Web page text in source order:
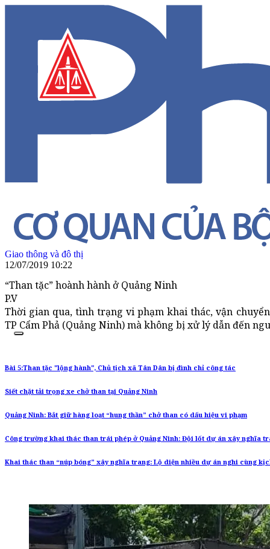
Giao thông và đô thị
12/07/2019 10:22
“Than tặc” hoành hành ở Quảng Ninh
P.V
Thời gian qua, tình trạng vi phạm khai thác, vận
TP Cẩm Phả (Quảng Ninh) mà không bị xử lý dẫn đến
Bài 5:Than tặc "lộng hành", Chủ tịch xã Tân Dân bị đình chỉ công tác
Siết chặt tải trọng xe chở than tại Quảng Ninh
Quảng Ninh: Bắt giữ hàng loạt “hung thần” chở than có dấu hiệu vi phạm
Công trường khai thác than trái phép ở Quảng Ninh: Đội lốt dự án xây nghĩa
Khai thác than “núp bóng” xây nghĩa trang: Lộ diện nhiều dự án nghi cùng